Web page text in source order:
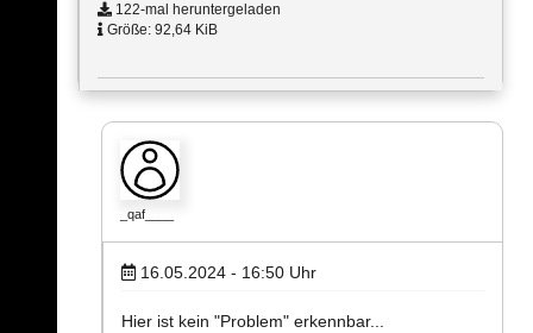
122-mal heruntergeladen
Größe: 92,64 KiB
_qaf____
16.05.2024 - 16:50 Uhr
Hier ist kein "Problem" erkennbar...